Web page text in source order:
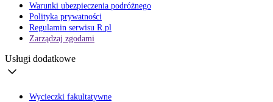
Warunki ubezpieczenia podróżnego
Polityka prywatności
Regulamin serwisu R.pl
Zarządzaj zgodami
Usługi dodatkowe
Wycieczki fakultatywne